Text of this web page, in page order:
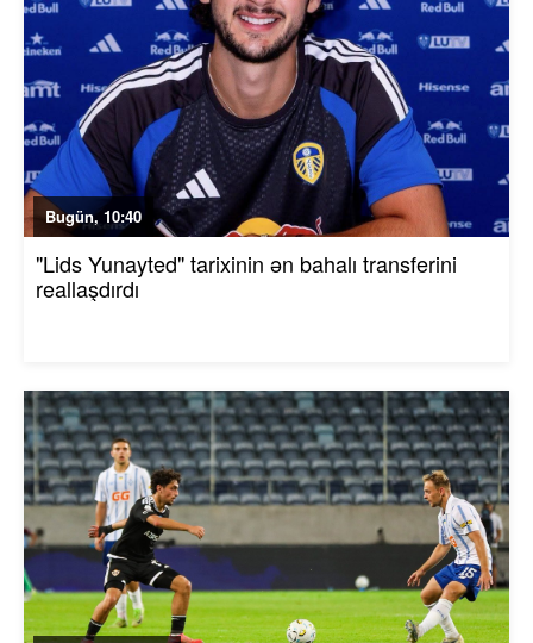
Bugün, 10:40
"Lids Yunayted" tarixinin ən bahalı transferini
reallaşdırdı